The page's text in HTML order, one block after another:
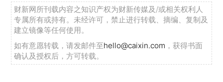
财新网所刊载内容之知识产权为财新传媒及/或相关权利人
专属所有或持有。未经许可，禁止进行转载、摘编、复制及
建立镜像等任何使用。
如有意愿转载，请发邮件至hello@caixin.com ，获得书面
确认及授权后，方可转载。